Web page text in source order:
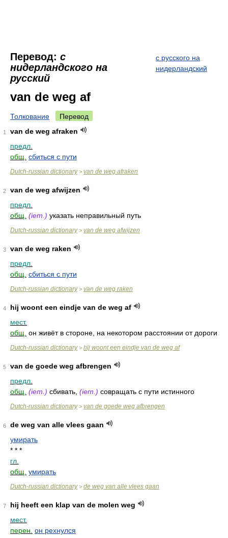
Перевод: с
нидерландского на
русский
с русского на
нидерландский
van de weg af
Толкование Перевод
1
van de weg afraken
предл.
общ. сбиться с пути
Dutch-russian dictionary> van de weg afraken
2
van de weg afwijzen
предл.
общ. (iem.) указать неправильный путь
Dutch-russian dictionary> van de weg afwijzen
3
van de weg raken
предл.
общ. сбиться с пути
Dutch-russian dictionary> van de weg raken
4
hij woont een eindje van de weg af
мест.
общ. он живёт в стороне, на некотором расстоянии от дороги
Dutch-russian dictionary> hij woont een eindje van de weg af
5
van de goede weg afbrengen
предл.
общ. (iem.) сбивать, (iem.) совращать с пути истинного
Dutch-russian dictionary> van de goede weg afbrengen
6
de weg van alle vlees gaan
умирать
* * *
гл.
общ. умирать
Dutch-russian dictionary> de weg van alle vlees gaan
7
hij heeft een klap van de molen weg
мест.
перен. он рехнулся